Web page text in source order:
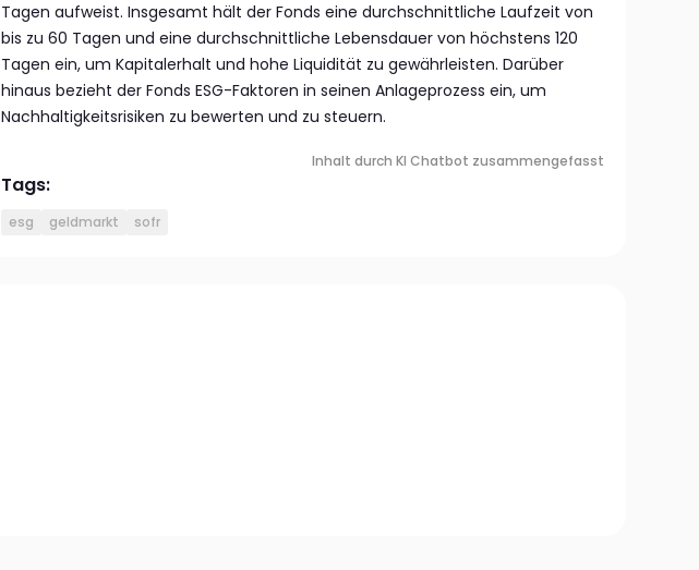
Tagen aufweist. Insgesamt hält der Fonds eine durchschnittliche Laufzeit von
bis zu 60 Tagen und eine durchschnittliche Lebensdauer von höchstens 120
Tagen ein, um Kapitalerhalt und hohe Liquidität zu gewährleisten. Darüber
hinaus bezieht der Fonds ESG-Faktoren in seinen Anlageprozess ein, um
Nachhaltigkeitsrisiken zu bewerten und zu steuern.
Inhalt durch KI Chatbot zusammengefasst
Tags:
esg geldmarkt sofr